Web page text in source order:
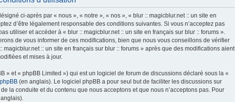
ci-après par « nous », « notre », « nos », « blur :: magicblur.net :: un site en
d’être légalement responsable des conditions suivantes. Si vous n’acceptez pas
utiliser et accéder à « blur :: magicblur.net :: un site en français sur blur :: forums ».
de vous informer de ces modifications, bien que nous vous conseillons de vérifier
:: un site en français sur blur :: forums » après que des modifications aient
et mises à jour.
» et « phpBB Limited ») qui est un logiciel de forum de discussions déclaré sous la «
(en anglais). Le logiciel phpBB a pour seul but de faciliter les discussions sur
la conduite et du contenu que nous acceptons et que nous n’acceptons pas. Pour